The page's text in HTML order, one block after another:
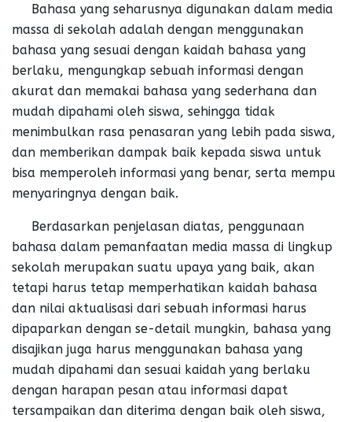
Bahasa yang seharusnya digunakan dalam media
massa di sekolah adalah dengan menggunakan
bahasa yang sesuai dengan kaidah bahasa yang
berlaku, mengungkap sebuah informasi dengan
akurat dan memakai bahasa yang sederhana dan
mudah dipahami oleh siswa, sehingga tidak
menimbulkan rasa penasaran yang lebih pada siswa,
dan memberikan dampak baik kepada siswa untuk
bisa memperoleh informasi yang benar, serta mempu
menyaringnya dengan baik.
Berdasarkan penjelasan diatas, penggunaan
bahasa dalam pemanfaatan media massa di lingkup
sekolah merupakan suatu upaya yang baik, akan
tetapi harus tetap memperhatikan kaidah bahasa
dan nilai aktualisasi dari sebuah informasi harus
dipaparkan dengan se-detail mungkin, bahasa yang
disajikan juga harus menggunakan bahasa yang
mudah dipahami dan sesuai kaidah yang berlaku
dengan harapan pesan atau informasi dapat
tersampaikan dan diterima dengan baik oleh siswa,